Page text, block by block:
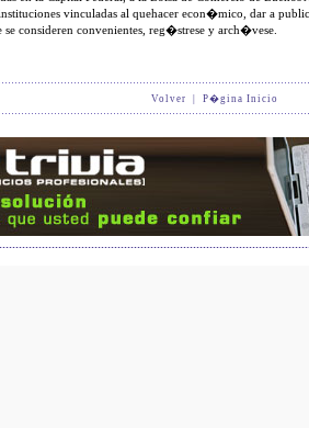
vinculadas al quehacer econ�mico, dar a
consideren convenientes, reg�strese y arch�vese.
Volver P�gina Inicio